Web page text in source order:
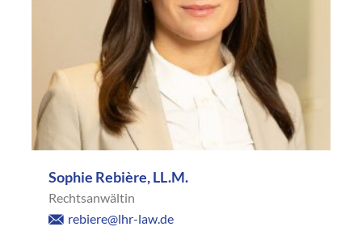
Sophie Rebière, LL.M.
Rechtsanwältin
rebiere@lhr-law.de